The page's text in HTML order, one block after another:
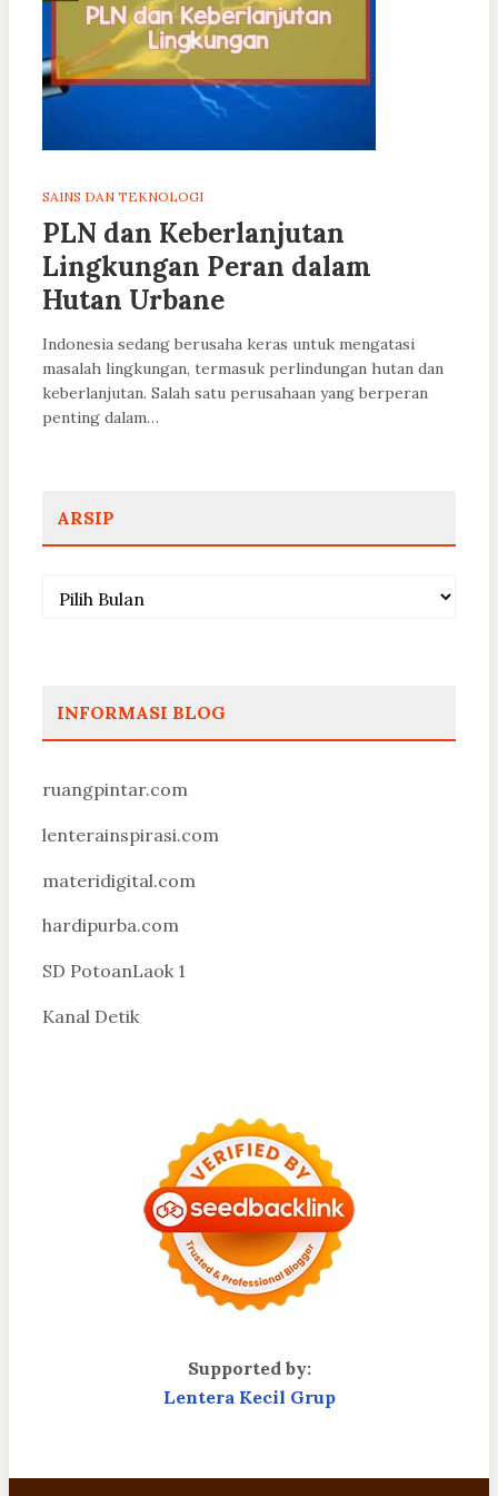
SAINS DAN TEKNOLOGI
PLN dan Keberlanjutan
Lingkungan Peran dalam
Hutan Urbane
Indonesia sedang berusaha keras untuk mengatasi
masalah lingkungan, termasuk perlindungan hutan dan
keberlanjutan. Salah satu perusahaan yang berperan
penting dalam…
ARSIP
Arsip
INFORMASI BLOG
ruangpintar.com
lenterainspirasi.com
materidigital.com
hardipurba.com
SD PotoanLaok 1
Kanal Detik
Supported by:
Lentera Kecil Grup